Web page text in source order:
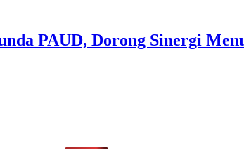
PAUD, Dorong Sinergi